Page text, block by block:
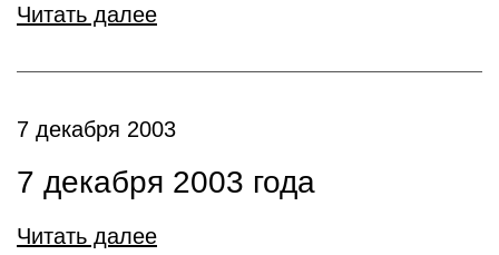
Читать далее
7 декабря 2003
7 декабря 2003 года
Читать далее